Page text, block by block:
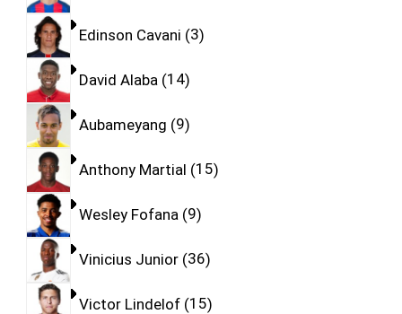
Edinson Cavani 3
David Alaba 14
Aubameyang 9
Anthony Martial 15
Wesley Fofana 9
Vinicius Junior 36
Victor Lindelof 15